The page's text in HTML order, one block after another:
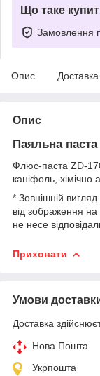
Що таке
Замовлення
Опис Доставка
Опис
Паяльна паста
Флюс-паста ZD-
каніфоль, хімічно
* Зовнішній
від зображення на
не несе
Приховати
Умови
Доставка
Нова Пошта
Укрпошта